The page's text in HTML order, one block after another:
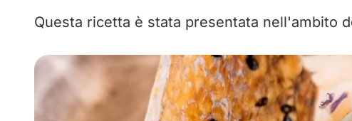
Questa ricetta è stata presentata nell'ambito